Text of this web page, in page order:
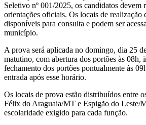
Seletivo nº 001/2025, os candidatos devem
orientações oficiais. Os locais de realização
disponíveis para consulta e podem ser
município.
A prova será aplicada no domingo, dia 25
matutino, com abertura dos portões às 08h,
fechamento dos portões pontualmente às
entrada após esse horário.
Os locais de prova estão distribuídos entre
Félix do Araguaia/MT e Espigão do Leste/
escolaridade exigido para cada função.